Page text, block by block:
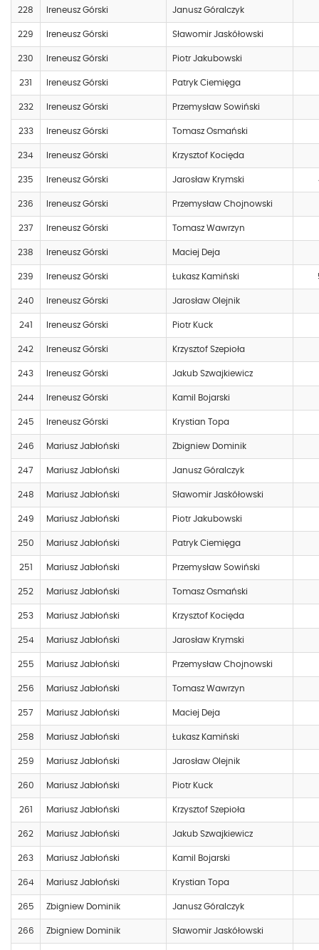
228 Ireneusz Górski Janusz Góralczyk
229 Ireneusz Górski Sławomir Jaskółowski
230 Ireneusz Górski Piotr Jakubowski
231 Ireneusz Górski Patryk Ciemięga
232 Ireneusz Górski Przemysław Sowiński
233 Ireneusz Górski Tomasz Osmański
234 Ireneusz Górski Krzysztof Kocięda
235 Ireneusz Górski Jarosław Krymski
236 Ireneusz Górski Przemysław Chojnowski
237 Ireneusz Górski Tomasz Wawrzyn
238 Ireneusz Górski Maciej Deja
239 Ireneusz Górski Łukasz Kamiński
240 Ireneusz Górski Jarosław Olejnik
241 Ireneusz Górski Piotr Kuck
242 Ireneusz Górski Krzysztof Szepioła
243 Ireneusz Górski Jakub Szwajkiewicz
244 Ireneusz Górski Kamil Bojarski
245 Ireneusz Górski Krystian Topa
246 Mariusz Jabłoński Zbigniew Dominik
247 Mariusz Jabłoński Janusz Góralczyk
248 Mariusz Jabłoński Sławomir Jaskółowski
249 Mariusz Jabłoński Piotr Jakubowski
250 Mariusz Jabłoński Patryk Ciemięga
251 Mariusz Jabłoński Przemysław Sowiński
252 Mariusz Jabłoński Tomasz Osmański
253 Mariusz Jabłoński Krzysztof Kocięda
254 Mariusz Jabłoński Jarosław Krymski
255 Mariusz Jabłoński Przemysław Chojnowski
256 Mariusz Jabłoński Tomasz Wawrzyn
257 Mariusz Jabłoński Maciej Deja
258 Mariusz Jabłoński Łukasz Kamiński
259 Mariusz Jabłoński Jarosław Olejnik
260 Mariusz Jabłoński Piotr Kuck
261 Mariusz Jabłoński Krzysztof Szepioła
262 Mariusz Jabłoński Jakub Szwajkiewicz
263 Mariusz Jabłoński Kamil Bojarski
264 Mariusz Jabłoński Krystian Topa
265 Zbigniew Dominik Janusz Góralczyk
266 Zbigniew Dominik Sławomir Jaskółowski